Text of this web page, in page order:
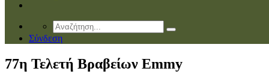
Σύνδεση
77η Τελετή Βραβείων Emmy